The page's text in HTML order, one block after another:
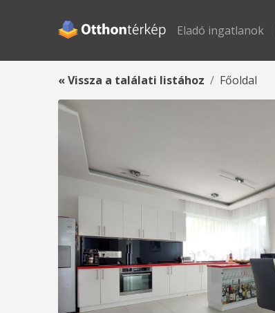
Eladó ingatlanok
« Vissza a találati listához Főoldal